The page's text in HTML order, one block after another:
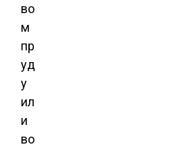
во
м
пр
уд
у
ил
и
во